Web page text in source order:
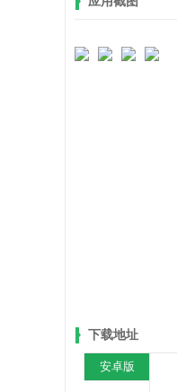
下载地址
安卓版